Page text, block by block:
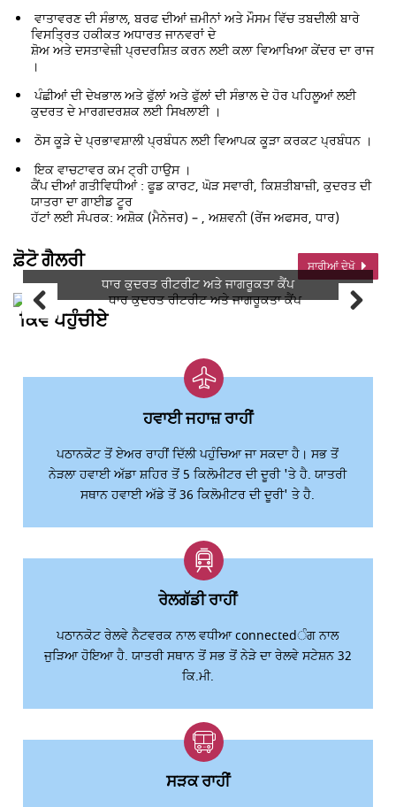
ਵਾਤਾਵਰਣ ਦੀ ਸੰਭਾਲ, ਬਰਫ ਦੀਆਂ ਜ਼ਮੀਨਾਂ ਅਤੇ ਮੌਸਮ ਵਿੱਚ ਤਬਦੀਲੀ ਬਾਰੇ
ਵਿਸਤ੍ਰਿਤ ਹਕੀਕਤ ਅਧਾਰਤ ਜਾਨਵਰਾਂ ਦੇ
ਸ਼ੋਅ ਅਤੇ ਦਸਤਾਵੇਜ਼ੀ ਪ੍ਰਦਰਸ਼ਿਤ ਕਰਨ ਲਈ ਕਲਾ ਵਿਆਖਿਆ ਕੇਂਦਰ ਦਾ ਰਾਜ
।
ਪੰਛੀਆਂ ਦੀ ਦੇਖਭਾਲ ਅਤੇ ਫੁੱਲਾਂ ਅਤੇ ਫੁੱਲਾਂ ਦੀ ਸੰਭਾਲ ਦੇ ਹੋਰ ਪਹਿਲੂਆਂ ਲਈ
ਕੁਦਰਤ ਦੇ ਮਾਰਗਦਰਸ਼ਕ ਲਈ ਸਿਖਲਾਈ ।
ਠੋਸ ਕੂੜੇ ਦੇ ਪ੍ਰਭਾਵਸ਼ਾਲੀ ਪ੍ਰਬੰਧਨ ਲਈ ਵਿਆਪਕ ਕੂੜਾ ਕਰਕਟ ਪ੍ਰਬੰਧਨ ।
ਇਕ ਵਾਚਟਾਵਰ ਕਮ ਟ੍ਰੀ ਹਾਉਸ ।
ਕੈਂਪ ਦੀਆਂ ਗਤੀਵਿਧੀਆਂ : ਫੂਡ ਕਾਰਟ, ਘੋੜ ਸਵਾਰੀ, ਕਿਸ਼ਤੀਬਾਜ਼ੀ, ਕੁਦਰਤ ਦੀ
ਯਾਤਰਾ ਦਾ ਗਾਈਡ ਟੂਰ
ਹੱਟਾਂ ਲਈ ਸੰਪਰਕ: ਅਸ਼ੋਕ (ਮੈਨੇਜਰ) – , ਅਸ਼ਵਨੀ (ਰੇਂਜ ਅਫਸਰ, ਧਾਰ)
ਫ਼ੋਟੋ ਗੈਲਰੀ ਸਾਰੀਆਂ ਦੇਖੋ
ਧਾਰ ਕੁਦਰਤ ਰੀਟਰੀਟ ਅਤੇ ਜਾਗਰੂਕਤਾ ਕੈਂਪ
ਕਿਵੇਂ ਪਹੁੰਚੀਏ
ਹਵਾਈ ਜਹਾਜ਼ ਰਾਹੀਂ
ਪਠਾਨਕੋਟ ਤੋਂ ਏਅਰ ਰਾਹੀਂ ਦਿੱਲੀ ਪਹੁੰਚਿਆ ਜਾ ਸਕਦਾ ਹੈ। ਸਭ ਤੋਂ
ਨੇੜਲਾ ਹਵਾਈ ਅੱਡਾ ਸ਼ਹਿਰ ਤੋਂ 5 ਕਿਲੋਮੀਟਰ ਦੀ ਦੂਰੀ 'ਤੇ ਹੈ. ਯਾਤਰੀ
ਸਥਾਨ ਹਵਾਈ ਅੱਡੇ ਤੋਂ 36 ਕਿਲੋਮੀਟਰ ਦੀ ਦੂਰੀ' ਤੇ ਹੈ.
ਰੇਲਗੱਡੀ ਰਾਹੀਂ
ਪਠਾਨਕੋਟ ਰੇਲਵੇ ਨੈਟਵਰਕ ਨਾਲ ਵਧੀਆ connectedੰਗ ਨਾਲ
ਜੁੜਿਆ ਹੋਇਆ ਹੈ. ਯਾਤਰੀ ਸਥਾਨ ਤੋਂ ਸਭ ਤੋਂ ਨੇੜੇ ਦਾ ਰੇਲਵੇ ਸਟੇਸ਼ਨ 32
ਕਿ.ਮੀ.
ਸੜਕ ਰਾਹੀਂ